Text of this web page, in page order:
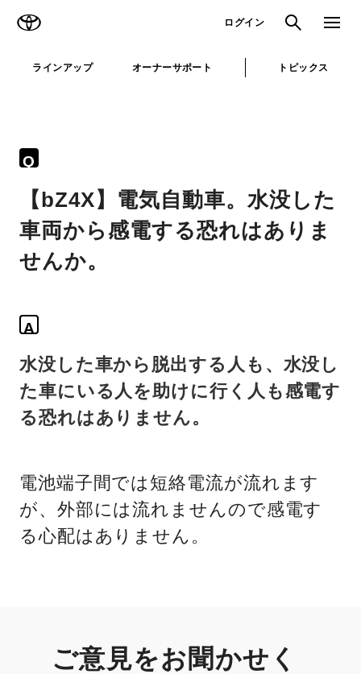
ログイン 検索 メニュ
ラインアップ オーナーサポート トピックス
Q
【bZ4X】電気自動車。水没した
車両から感電する恐れはありま
せんか。
A
水没した車から脱出する人も、水没し
た車にいる人を助けに行く人も感電す
る恐れはありません。
電池端子間では短絡電流が流れます
が、外部には流れませんので感電す
る心配はありません。
ご意見をお聞かせく